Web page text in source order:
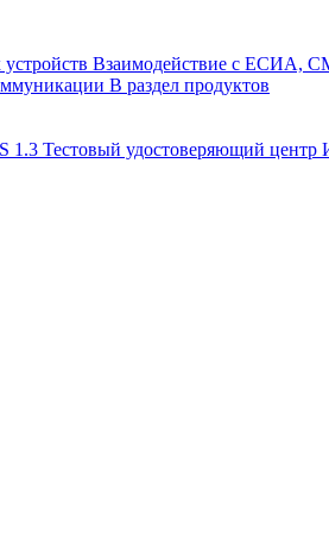
Взаимодействие с ЕСИА,
В раздел продуктов
1.3 Тестовый удостоверяющий